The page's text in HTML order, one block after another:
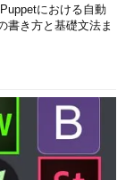
における自動
書き方と基礎文法ま